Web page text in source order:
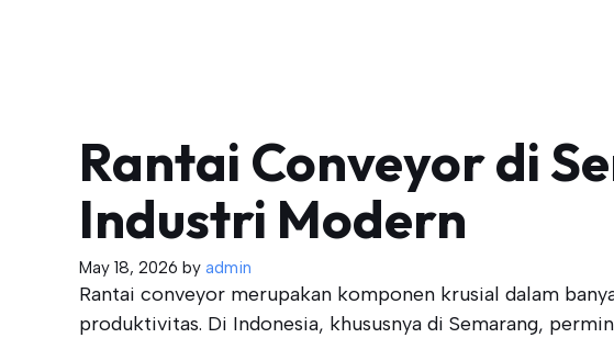
Rantai Conveyor di
Industri Modern
May 18, 2026 by admin
Rantai conveyor merupakan komponen krusial dalam
produktivitas. Di Indonesia, khususnya di Semarang,